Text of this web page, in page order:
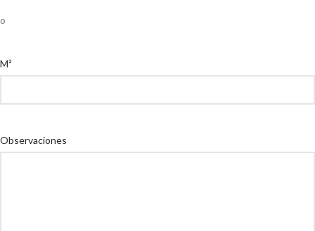
o
M²
Observaciones